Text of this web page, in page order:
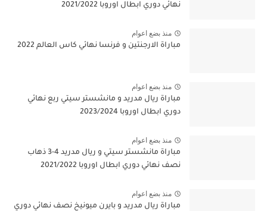
نهائي دوري ابطال اوروبا 2021/2022
منذ بضع اعوام
مباراة الارجنتين و فرنسا نهائي كاس العالم 2022
منذ بضع اعوام
مباراة ريال مدريد و مانشستر سيتي ربع نهائي
دوري ابطال اوروبا 2023/2024
منذ بضع اعوام
مباراة مانشستر سيتي و ريال مدريد 4-3 ذهاب
نصف نهائي دوري ابطال اوروبا 2021/2022
منذ بضع اعوام
مباراة ريال مدريد و بايرن ميونيخ نصف نهائي دوري